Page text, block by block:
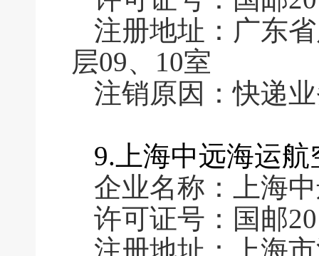
注册地址：广东
层09、10室
注销原因：快递
9.上海中远海运
企业名称：上海
许可证号：国邮